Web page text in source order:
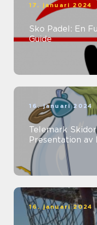
17. januari 2024
Sko Padel: En
Guide
16. januari 2024
Telemark
Presentation av
16. januari 2024